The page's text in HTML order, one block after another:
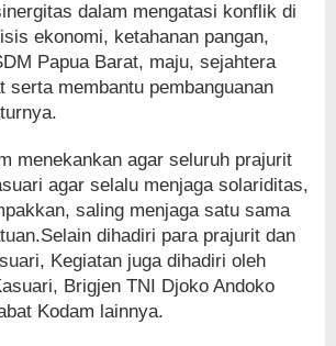
dalam mengatasi konflik di
ekonomi, ketahanan pangan,
Papua Barat, maju, sejahtera
serta membantu pembanguanan
menekankan agar seluruh prajurit
agar selalu menjaga solariditas,
saling menjaga satu sama
dihadiri para prajurit dan
Kegiatan juga dihadiri oleh
Brigjen TNI Djoko Andoko
Kodam lainnya.